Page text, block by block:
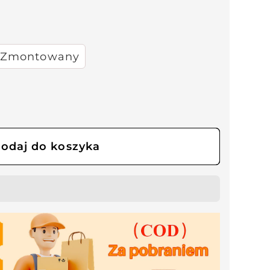
Zmontowany
do koszyka